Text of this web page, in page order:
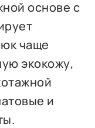
основе с
чаще
экокожу,
и